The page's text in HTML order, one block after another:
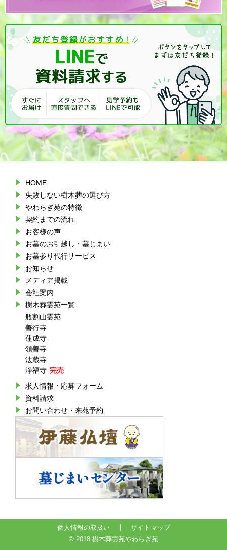
HOME
失敗しない樹木葬の選び方
やわらぎ苑の特徴
契約までの流れ
お客様の声
お墓のお引越し・墓じまい
お墓参り代行サービス
お知らせ
メディア掲載
会社案内
樹木葬霊苑一覧
瓶割山霊苑
善行寺
蓮成寺
領善寺
法蔵寺
浄福寺
求人情報・応募フォーム
資料請求
お問い合わせ・来苑予約
個人情報の取扱い
サイトマップ
© 2018 樹木葬霊苑やわらぎ苑